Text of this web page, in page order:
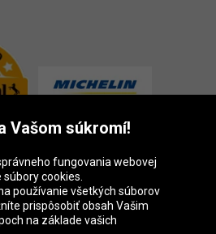
Vašom súkromí!
fungovania webovej
cookies.
používanie všetkých súborov
prispôsobiť obsah Vašim
na základe vašich